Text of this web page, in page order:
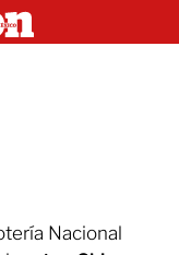
Nacional